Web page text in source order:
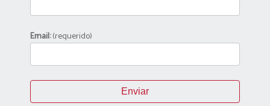
Email:(requerido)